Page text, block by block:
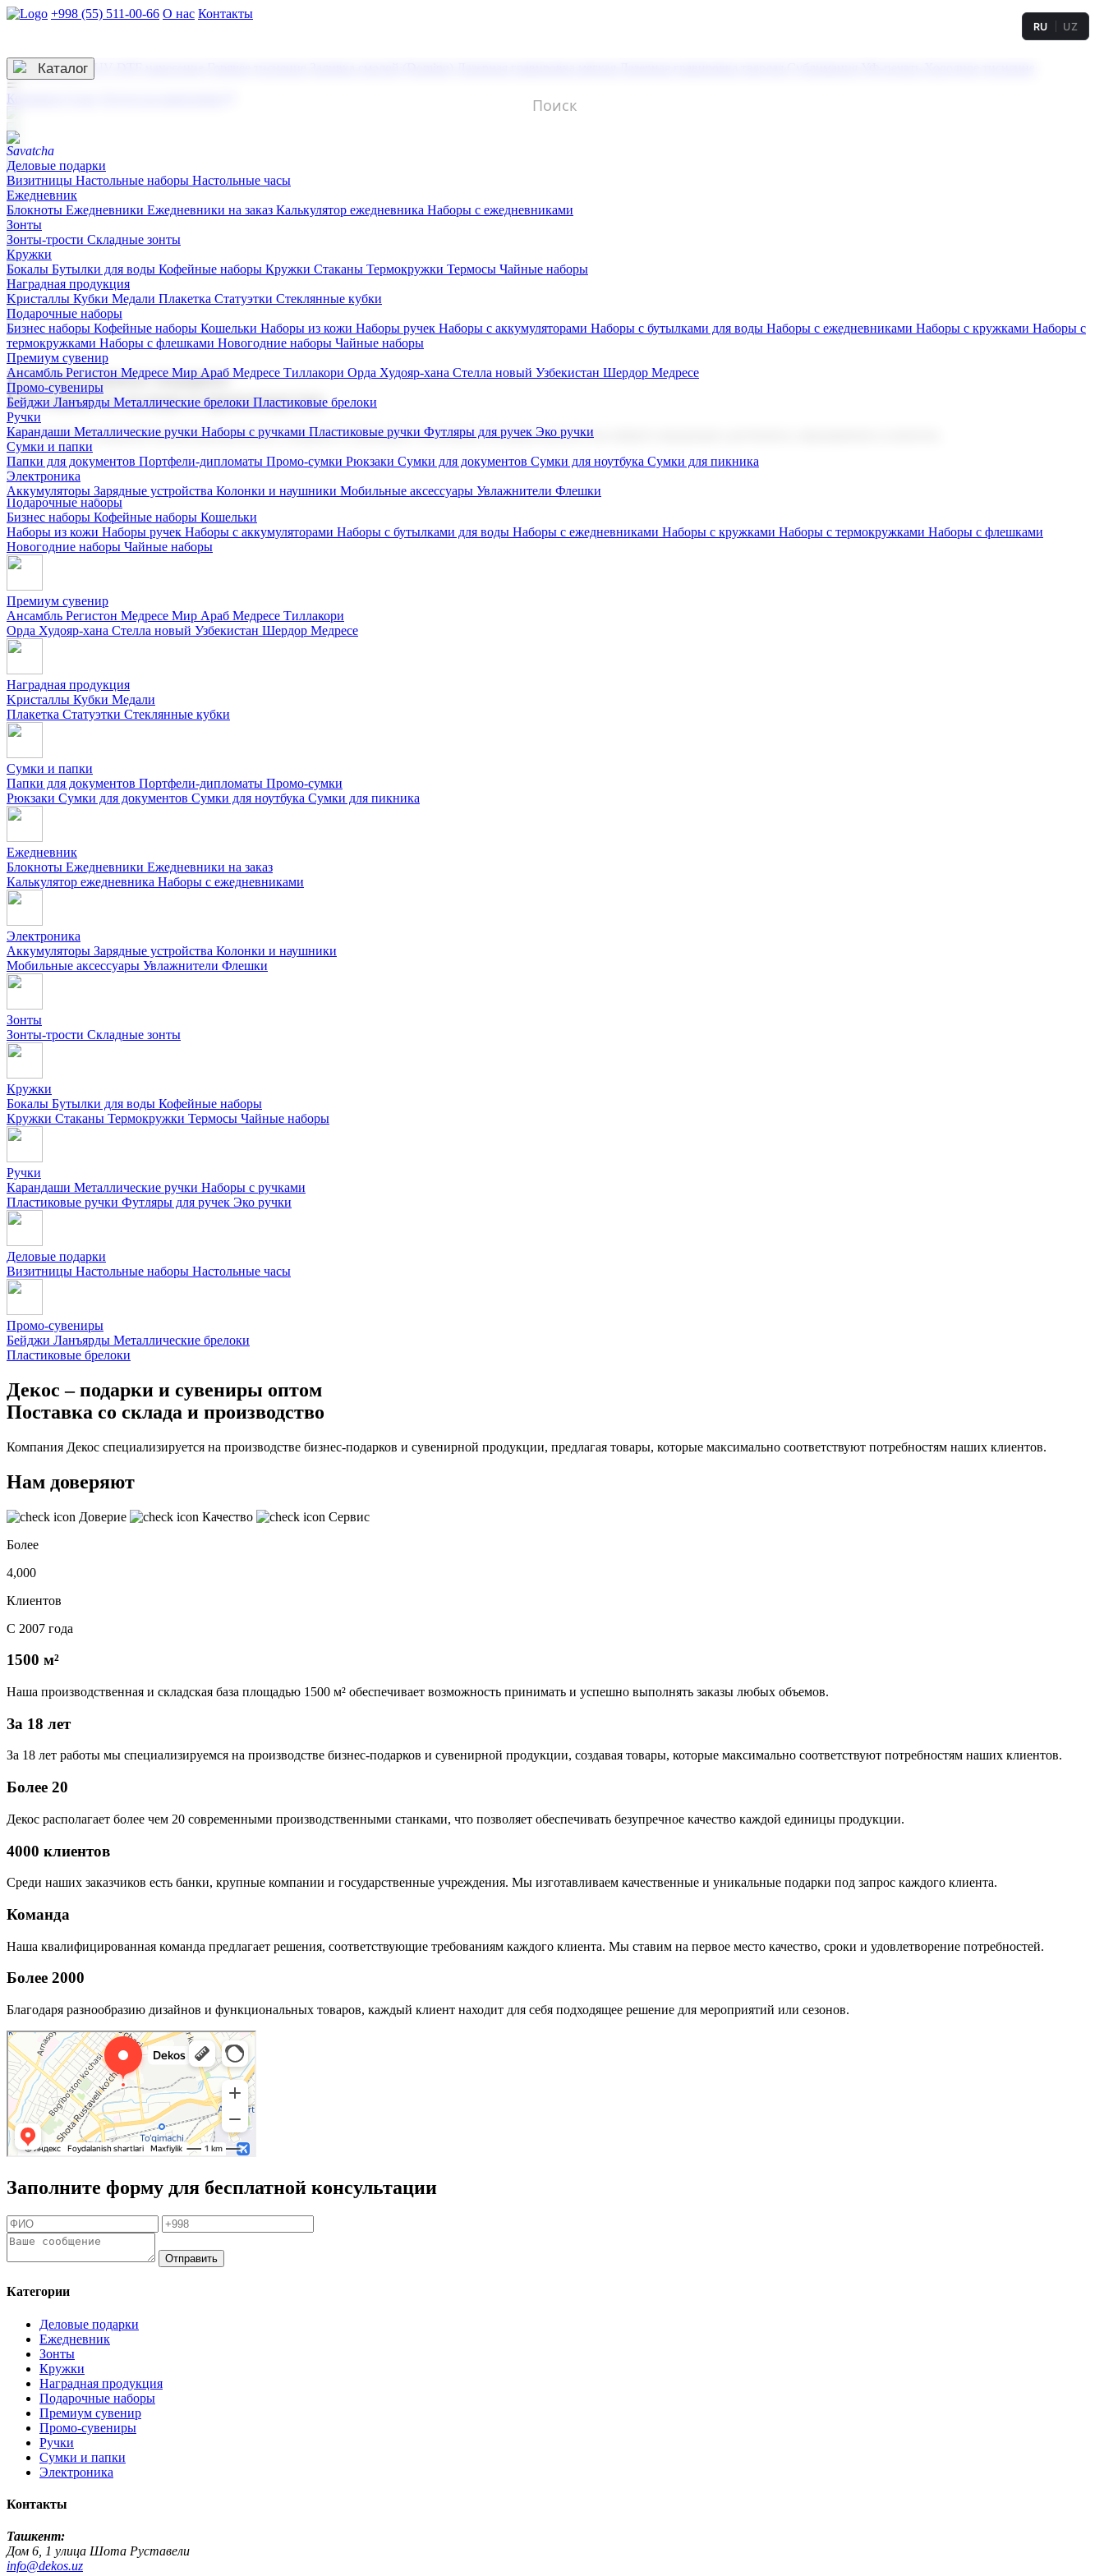
+998 (55) 511-00-66 О нас Контакты
3D гравировка
RU UZ
☰
Контакты
Каталог
Деловые подарки
Визитницы Настольные наборы Настольные часы
Ежедневник
Блокноты Ежедневники Ежедневники на заказ Калькулятор ежедневника Наборы с ежедневниками
Зонты
Зонты-трости Складные зонты
Кружки
Бокалы Бутылки для воды Кофейные наборы Кружки Стаканы Термокружки Термосы Чайные наборы
Наградная продукция
Kристаллы Кубки Медали Плакетка Статуэтки Стеклянные кубки
Подарочные наборы
Бизнес наборы Кофейные наборы Кошельки Наборы из кожи Наборы ручек Наборы с аккумуляторами Наборы с бутылками для воды Наборы с ежедневниками Наборы с кружками Наборы с
термокружками Наборы с флешками Новогодние наборы Чайные наборы
Премиум сувенир
Ансамбль Регистон Медресе Мир Араб Медресе Тиллакори Орда Худояр-хана Стелла новый Узбекистан Шердор Медресе
Промо-сувениры
Бейджи Ланъярды Металлические брелоки Пластиковые брелоки
Ручки
Карандаши Металлические ручки Наборы с ручками Пластиковые ручки Футляры для ручек Эко ручки
Сумки и папки
Папки для документов Портфели-дипломаты Промо-сумки Рюкзаки Сумки для документов Сумки для ноутбука Сумки для пикника
Электроника
Аккумуляторы Зарядные устройства Колонки и наушники Мобильные аксессуары Увлажнители Флешки
Корпоративные подарки
Поставка со склада и производство
Мы предлагаем широкий выбор корпоративных подарков и сувениров с логотипом. В нашем каталоге вы найдете продукцию для бизнеса, мероприятия и клиентов.
Подарочные наборы
Бизнес наборы Кофейные наборы Кошельки
Наборы из кожи Наборы ручек Наборы с аккумуляторами Наборы с бутылками для воды Наборы с ежедневниками Наборы с кружками Наборы с термокружками Наборы с флешками
Новогодние наборы Чайные наборы
Премиум сувенир
Ансамбль Регистон Медресе Мир Араб Медресе Тиллакори
Орда Худояр-хана Стелла новый Узбекистан Шердор Медресе
Наградная продукция
Kристаллы Кубки Медали
Плакетка Статуэтки Стеклянные кубки
Сумки и папки
Папки для документов Портфели-дипломаты Промо-сумки
Рюкзаки Сумки для документов Сумки для ноутбука Сумки для пикника
Ежедневник
Блокноты Ежедневники Ежедневники на заказ
Калькулятор ежедневника Наборы с ежедневниками
Электроника
Аккумуляторы Зарядные устройства Колонки и наушники
Мобильные аксессуары Увлажнители Флешки
Зонты
Зонты-трости Складные зонты
Кружки
Бокалы Бутылки для воды Кофейные наборы
Кружки Стаканы Термокружки Термосы Чайные наборы
Ручки
Карандаши Металлические ручки Наборы с ручками
Пластиковые ручки Футляры для ручек Эко ручки
Деловые подарки
Визитницы Настольные наборы Настольные часы
Промо-сувениры
Бейджи Ланъярды Металлические брелоки
Пластиковые брелоки
Декос – подарки и сувениры оптом
Поставка со склада и производство
Компания Декос специализируется на производстве бизнес-подарков и сувенирной продукции, предлагая товары, которые максимально соответствуют потребностям наших клиентов.
Нам доверяют
Доверие Качество
Сервис
Более
4,000
Клиентов
С 2007 года
1500 м²
Наша производственная и складская база площадью 1500 м² обеспечивает возможность принимать и успешно выполнять заказы любых объемов.
За 18 лет
За 18 лет работы мы специализируемся на производстве бизнес-подарков и сувенирной продукции, создавая товары, которые максимально соответствуют потребностям наших клиентов.
Более 20
Декос располагает более чем 20 современными производственными станками, что позволяет обеспечивать безупречное качество каждой единицы продукции.
4000 клиентов
Среди наших заказчиков есть банки, крупные компании и государственные учреждения. Мы изготавливаем качественные и уникальные подарки под запрос каждого клиента.
Команда
Наша квалифицированная команда предлагает решения, соответствующие требованиям каждого клиента. Мы ставим на первое место качество, сроки и удовлетворение потребностей.
Более 2000
Благодаря разнообразию дизайнов и функциональных товаров, каждый клиент находит для себя подходящее решение для мероприятий или сезонов.
Заполните форму для бесплатной консультации
Отправить
Категории
Деловые подарки
Ежедневник
Зонты
Кружки
Наградная продукция
Подарочные наборы
Премиум сувенир
Промо-сувениры
Ручки
Сумки и папки
Электроника
Контакты
Ташкент:
Дом 6, 1 улица Шота Руставели
info@dekos.uz